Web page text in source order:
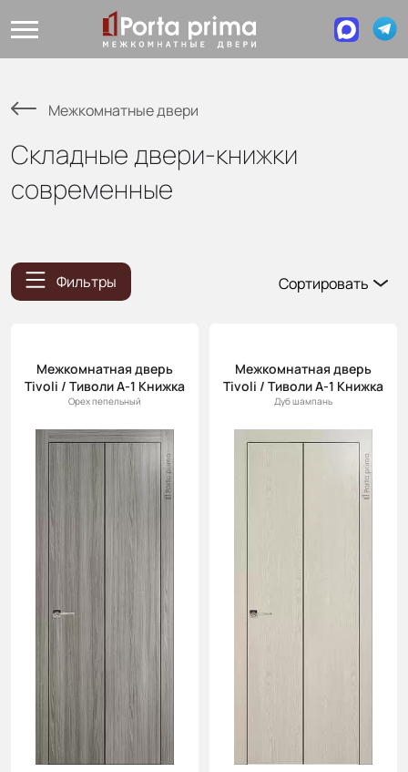
Межкомнатные двери
Складные двери-книжки
современные
Фильтры
Сортировать
(возр.)
Цена (убыв.)
новинки
Межкомнатная дверь
Tivoli / Тиволи А-1 Книжка
Орех пепельный
Межкомнатная дверь
Tivoli / Тиволи А-1 Книжка
Дуб шампань